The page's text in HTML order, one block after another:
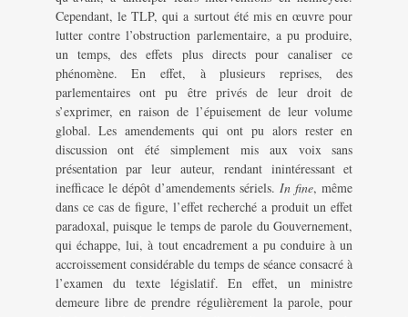
Cependant, le TLP, qui a surtout été mis en œuvre pour
lutter contre l’obstruction parlementaire, a pu produire,
un temps, des effets plus directs pour canaliser ce
phénomène. En effet, à plusieurs reprises, des
parlementaires ont pu être privés de leur droit de
s’exprimer, en raison de l’épuisement de leur volume
global. Les amendements qui ont pu alors rester en
discussion ont été simplement mis aux voix sans
présentation par leur auteur, rendant inintéressant et
inefficace le dépôt d’amendements sériels. In fine, même
dans ce cas de figure, l’effet recherché a produit un effet
paradoxal, puisque le temps de parole du Gouvernement,
qui échappe, lui, à tout encadrement a pu conduire à un
accroissement considérable du temps de séance consacré à
l’examen du texte législatif. En effet, un ministre
demeure libre de prendre régulièrement la parole, pour